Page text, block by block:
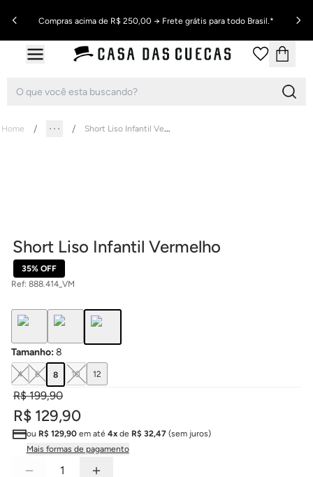
Compras acima de R$ 250,00 → Frete grátis para todo Brasil.*
Home Short Liso Infantil Vermelho
Short Liso Infantil Vermelho
35% OFF
Ref: 888.414_VM
Tamanho:8
4 6 8 10 12
R$ 129,90
R$ 199,90
ou R$ 129,90em até 4xde R$ 32,47(sem juros)
Mais formas de pagamento